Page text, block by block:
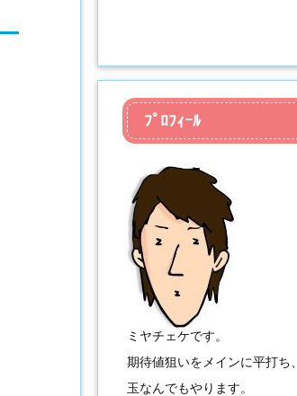
ﾌﾟﾛﾌｨｰﾙ
ミヤチェケです。
期待値狙いをメインに平打ち、
玉なんでもやります。